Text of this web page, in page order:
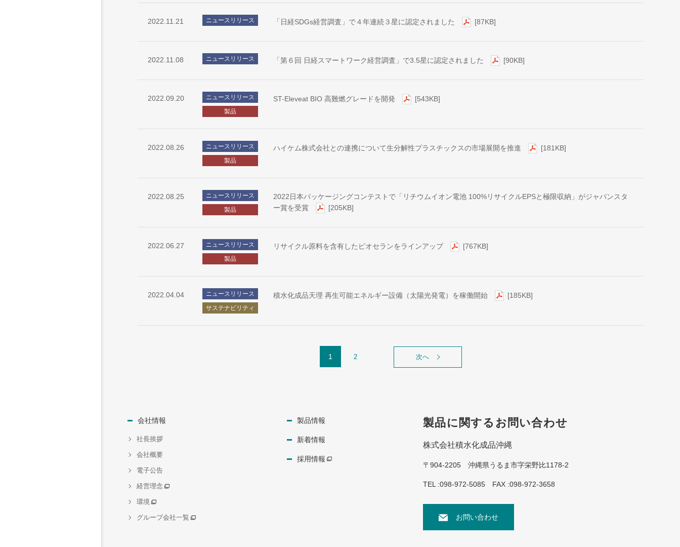
2022.11.21 ニュースリリース 「日経SDGs経営調査」で４年連続３星に認定されました [87KB]
2022.11.08 ニュースリリース 「第６回 日経スマートワーク経営調査」で3.5星に認定されました [90KB]
2022.09.20
ニュースリリース
製品
ST-Eleveat BIO 高難燃グレードを開発 [543KB]
2022.08.26
ニュースリリース
製品
ハイケム株式会社との連携について生分解性プラスチックスの市場展開を推進 [181KB]
2022.08.25
ニュースリリース
製品
2022日本パッケージングコンテストで「リチウムイオン電池 100%リサイクルEPSと極限収納」がジャパンスタ
ー賞を受賞
[205KB]
2022.06.27
ニュースリリース
製品
リサイクル原料を含有したピオセランをラインアップ [767KB]
2022.04.04
ニュースリリース
サステナビリティ
積水化成品天理 再生可能エネルギー設備（太陽光発電）を稼働開始 [185KB]
1 2 次へ
会社情報
社長挨拶
会社概要
電子公告
経営理念
環境
グループ会社一覧
製品情報
新着情報
採用情報
製品に関するお問い合わせ
株式会社積水化成品沖縄
〒904-2205 沖縄県うるま市字栄野比1178-2
TEL :098-972-5085 FAX :098-972-3658
お問い合わせ